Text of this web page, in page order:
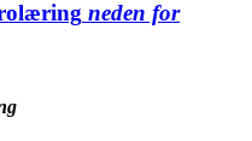
neden for